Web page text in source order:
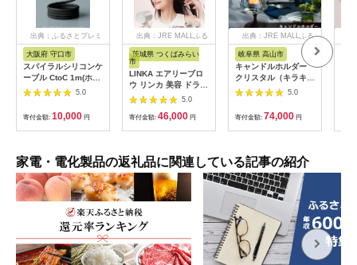
出典：ふるさとプレミ
大阪府 守口市
スパイラルシリコンケ
ーブル CtoC 1m(ホワ
イト) [2558]
5.0
寄付金額: 10,000 円
出典：JRE MALLふる
さと納税
茨城県 つくばみらい
市
LINKA エアリーブロ
ウ リンカ 美容 ドライ
ヤー ヘアケア 髪 エス
贈呈品 プレゼント 母
の日 母の日準備 母の
5.0
寄付金額: 46,000 円
出典：JRE MALLふる
さと納税
岐阜県 高山市
キャンドルホルダー
クリスタル（キラキ
ラ）ウォールナット ×
ロウソク立て クリス
マス ギフト プレゼン
ト バレンタイン ホワ
高山 モアレ moare 柿
下木材 AL001
5.0
寄付金額: 74,000 円
家電・電化製品の返礼品に関連している記事の紹介